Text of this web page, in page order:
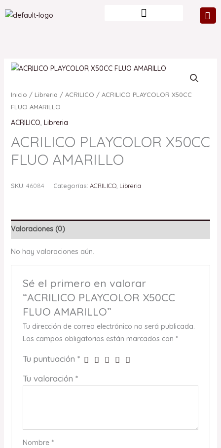
al
Inicio / Libreria / ACRILICO / ACRILICO PLAYCOLOR X50CC
FLUO AMARILLO
ACRILICO, Libreria
ACRILICO PLAYCOLOR X50CC
FLUO AMARILLO
SKU: 46084 Categorías: ACRILICO, Libreria
Valoraciones (0)
No hay valoraciones aún.
Sé el primero en valorar
“ACRILICO PLAYCOLOR X50CC
FLUO AMARILLO”
Tu dirección de correo electrónico no será publicada.
Los campos obligatorios están marcados con *
Tu puntuación *
Tu valoración *
Nombre *